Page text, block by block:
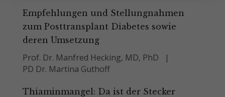
Empfehlungen und Stellungnahmen
zum Posttransplant Diabetes sowie
deren Umsetzung
Prof. Dr. Manfred Hecking, MD, PhD
PD Dr. Martina Guthoff
Thiaminmangel: Da ist der Stecker